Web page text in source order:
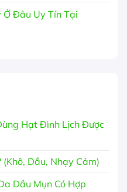
Ở Đâu Uy Tín Tại
Hạt Đình Lịch Được
Dầu, Nhạy Cảm)
Dầu Mụn Có Hợp